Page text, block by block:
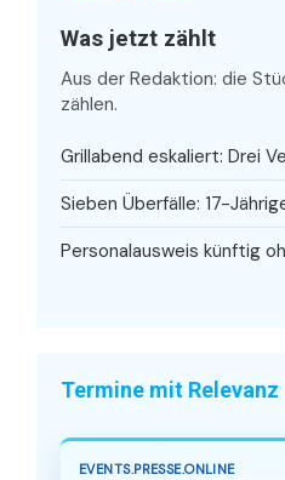
Was jetzt zählt
Aus der Redaktion: die
zählen.
Grillabend eskaliert: Drei
Sieben Überfälle: 17-
Personalausweis künftig
Termine mit Relevanz
EVENTS.PRESSE.ONLINE